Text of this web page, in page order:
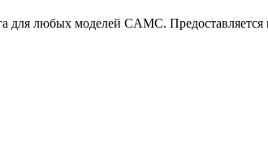
для любых моделей CAMC.